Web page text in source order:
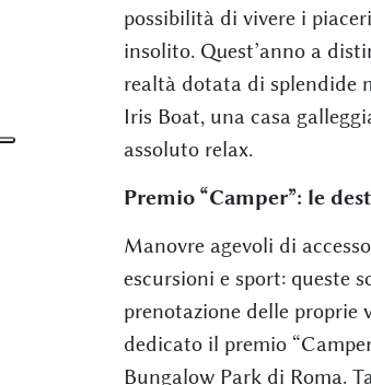
possibilità di vivere i
insolito. Quest’anno a
realtà dotata di splendide
Iris Boat, una casa
assoluto relax.
Premio “Camper”: le
Manovre agevoli di
escursioni e sport: queste
prenotazione delle proprie
dedicato il premio
Bungalow Park di Roma.